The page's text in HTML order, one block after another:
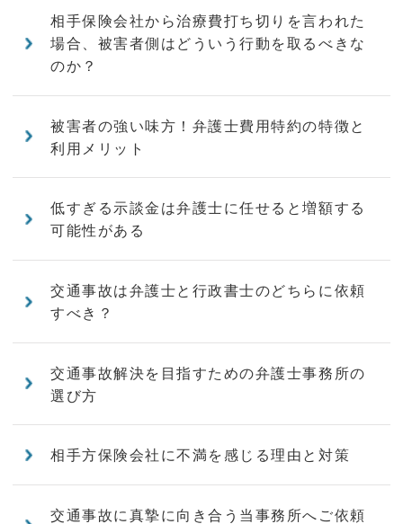
相手保険会社から治療費打ち切りを言われた
場合、被害者側はどういう行動を取るべきな
のか？
被害者の強い味方！弁護士費用特約の特徴と
利用メリット
低すぎる示談金は弁護士に任せると増額する
可能性がある
交通事故は弁護士と行政書士のどちらに依頼
すべき？
交通事故解決を目指すための弁護士事務所の
選び方
相手方保険会社に不満を感じる理由と対策
交通事故に真摯に向き合う当事務所へご依頼